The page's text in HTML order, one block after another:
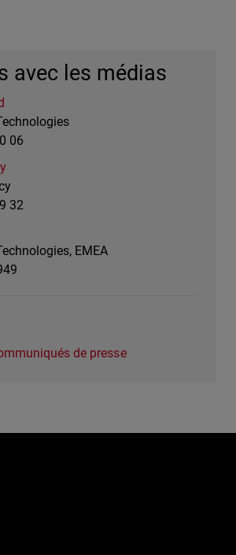
avec les médias
06
32
EMEA
de presse